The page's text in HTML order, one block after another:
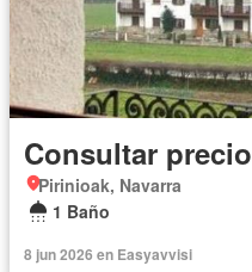
Consultar precio
Pirinioak, Navarra
1 Baño
8 jun 2026 en Easyavvisi